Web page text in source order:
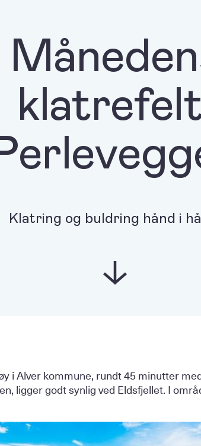
Klatring og buldring hånd i
i Alver kommune, rundt 45 minutter
ligger godt synlig ved Eldsfjellet. I